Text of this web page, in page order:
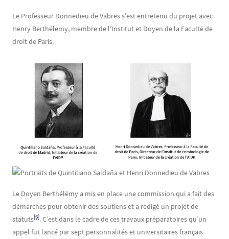
Le Professeur Donnedieu de Vabres s’est entretenu du projet avec
Henry Berthélemy, membre de l’Institut et Doyen de la Faculté de
droit de Paris.
Le Doyen Berthélémy a mis en place une commission qui a fait des
démarches pour obtenir des soutiens et a rédigé un projet de
statuts[6]. C’est dans le cadre de ces travaux préparatoires qu’un
appel fut lancé par sept personnalités et universitaires français